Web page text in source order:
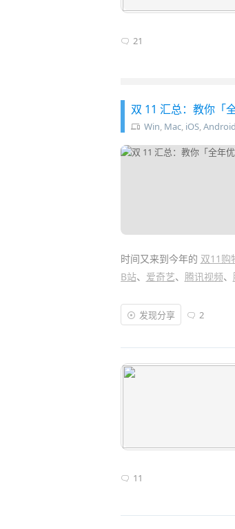
21
双 11 汇总：教你「
Win, Mac, iOS,Android
时间又来到今年的 双11购
B站、 爱奇艺、 腾讯视频、
而对于喜欢异次元的 IT
对象，我们一起来看看今
发现分享 2
11